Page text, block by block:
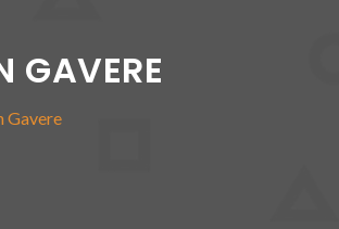
GAVERE
Gavere